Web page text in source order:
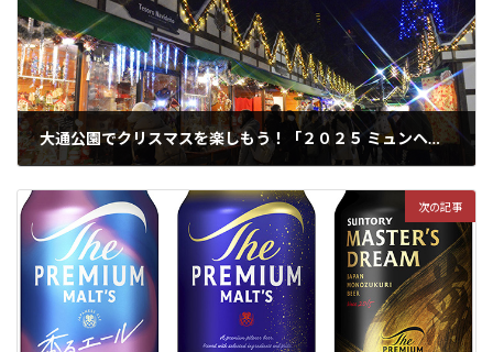
大通公園でクリスマスを楽しもう！「２０２５ ミュンヘン・クリスマス市 ｉｎ Ｓａｐｐｏｒｏ」開催中
次の記事